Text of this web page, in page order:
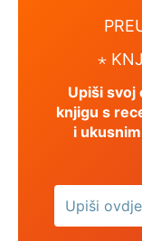
⋆
Upiši svoj
knjigu s
i